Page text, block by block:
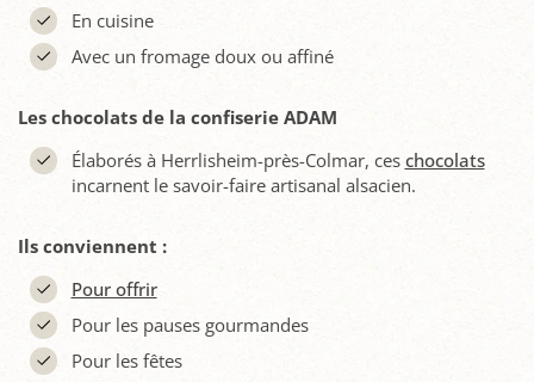
En cuisine
Avec un fromage doux ou affiné
Les chocolats de la confiserie ADAM
Élaborés à Herrlisheim-près-Colmar, ces chocolats
incarnent le savoir-faire artisanal alsacien.
Ils conviennent :
Pour offrir
Pour les pauses gourmandes
Pour les fêtes